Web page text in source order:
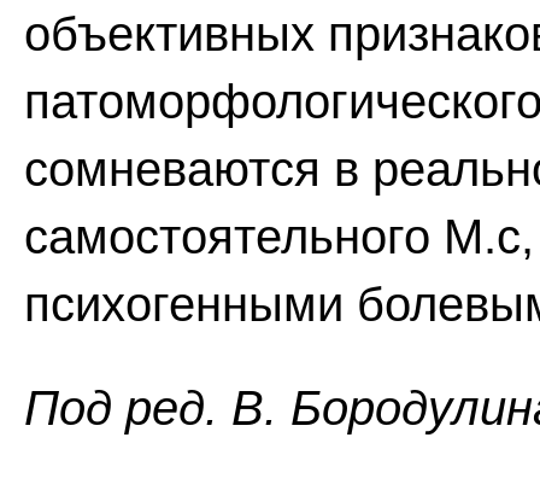
объективных
сомневаются в
самостоятельного
психогенными
Пoд peд. B.